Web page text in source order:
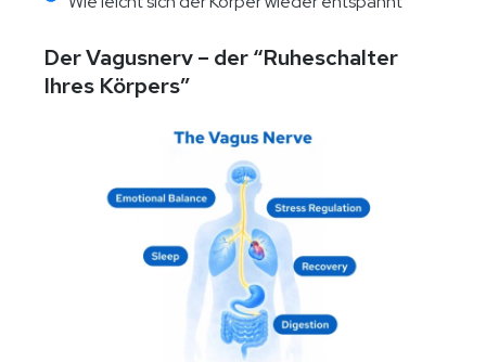
Der Vagusnerv – der “Ruheschalter
Ihres Körpers”